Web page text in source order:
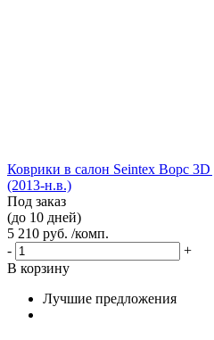
Коврики в салон Seintex Ворс
(2013-н.в.)
Под заказ
(до 10 дней)
5 210 руб. /комп.
-
+
В корзину
Лучшие предложения